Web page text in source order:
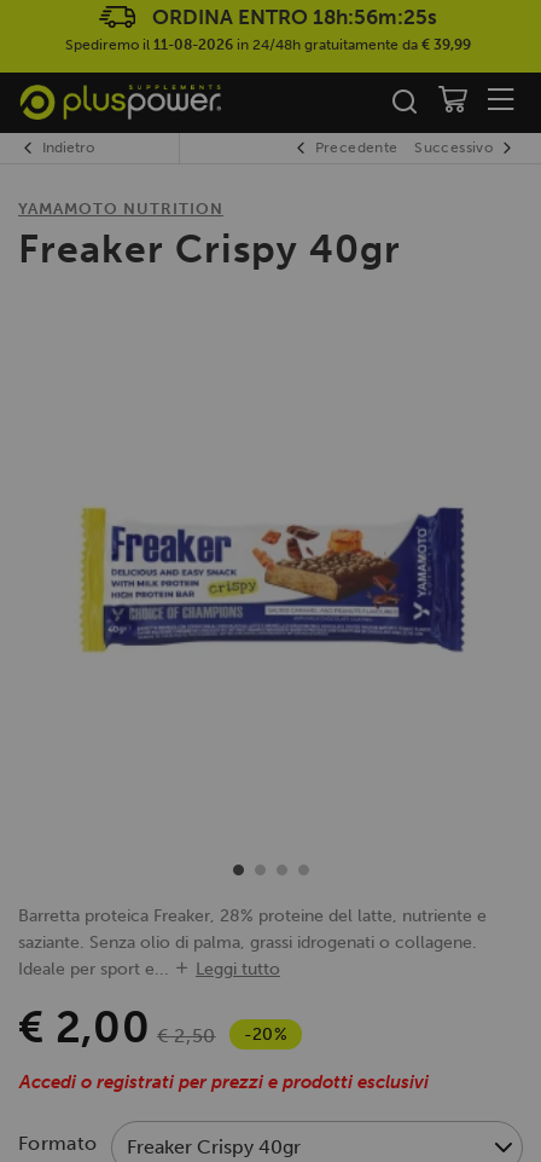
ORDINA ENTRO 18h:56m:25s
Spediremo il 11-08-2026in 24/48h gratuitamente da € 39,99
Indietro Precedente Successivo
YAMAMOTO NUTRITION
Freaker Crispy 40gr
Barretta proteica Freaker, 28% proteine del latte, nutriente e
saziante. Senza olio di palma, grassi idrogenati o collagene.
Ideale per sport e...
Leggi tutto
€ 2,00 € 2,50 -20%
Accedi o registrati per prezzi e prodotti esclusivi
Formato